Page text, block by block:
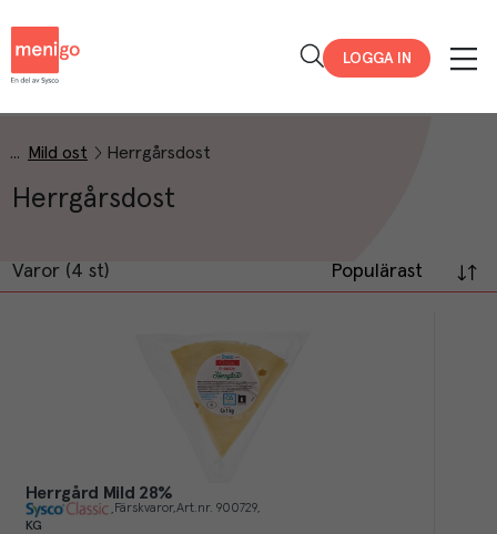
LOGGA IN
Mild ost Herrgårsdost
Herrgårsdost
Varor (4 st) Populärast
Herrgård Mild 28%
Färskvaror Art.nr. 900729
KG